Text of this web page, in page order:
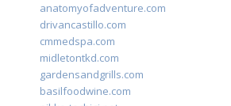
anatomyofadventure.com
drivancastillo.com
cmmedspa.com
midletontkd.com
gardensandgrills.com
basilfoodwine.com